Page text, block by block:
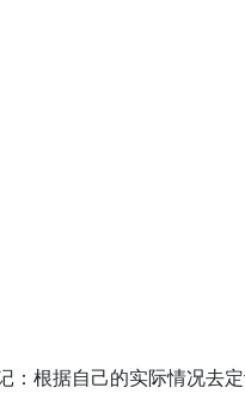
根据自己的实际情况去定